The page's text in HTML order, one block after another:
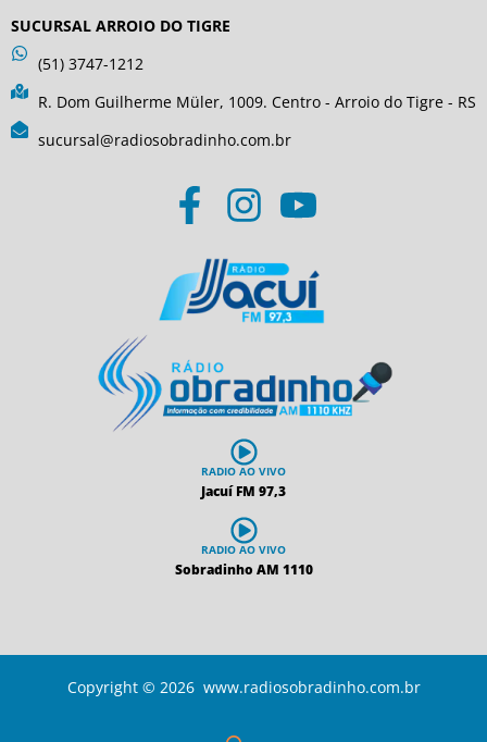
SUCURSAL ARROIO DO TIGRE
(51) 3747-1212
R. Dom Guilherme Müler, 1009. Centro - Arroio do Tigre - RS
sucursal@radiosobradinho.com.br
RADIO AO VIVO
Jacuí FM 97,3
RADIO AO VIVO
Sobradinho AM 1110
Copyright © 2026 www.radiosobradinho.com.br